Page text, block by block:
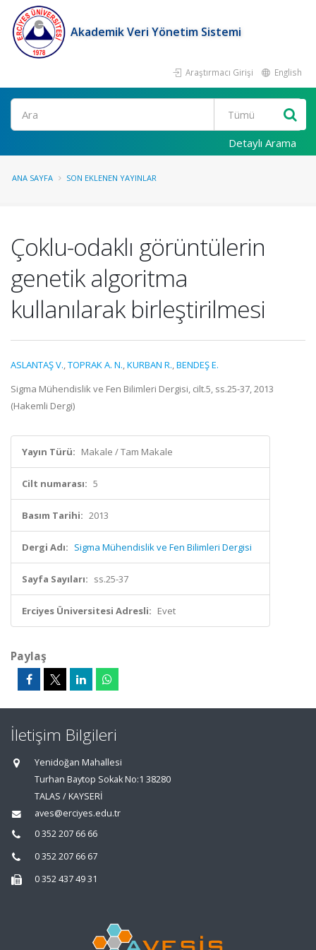
Akademik Veri Yönetim Sistemi
Araştırmacı Girişi English
Ara
Detaylı Arama
ANA SAYFA SON EKLENEN YAYINLAR
Çoklu-odaklı görüntülerin
genetik algoritma
kullanılarak birleştirilmesi
ASLANTAŞ V.,TOPRAK A. N.,KURBAN R.,BENDEŞ E.
Sigma Mühendislik ve Fen Bilimleri Dergisi, cilt.5, ss.25-37, 2013
(Hakemli Dergi)
Yayın Türü: Makale / Tam Makale
Cilt numarası: 5
Basım Tarihi: 2013
Dergi Adı: Sigma Mühendislik ve Fen Bilimleri Dergisi
Sayfa Sayıları: ss.25-37
Erciyes Üniversitesi Adresli: Evet
Paylaş
İletişim Bilgileri
Yenidoğan Mahallesi
Turhan Baytop Sokak No:1 38280
TALAS / KAYSERİ
aves@erciyes.edu.tr
0 352 207 66 66
0 352 207 66 67
0 352 437 49 31